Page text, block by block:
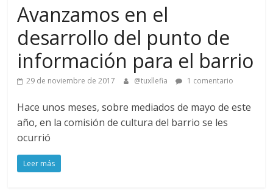
Avanzamos en el
desarrollo del punto de
información para el barrio
29 de noviembre de 2017 @tuxllefia 1 comentario
Hace unos meses, sobre mediados de mayo de este
año, en la comisión de cultura del barrio se les
ocurrió
Leer más